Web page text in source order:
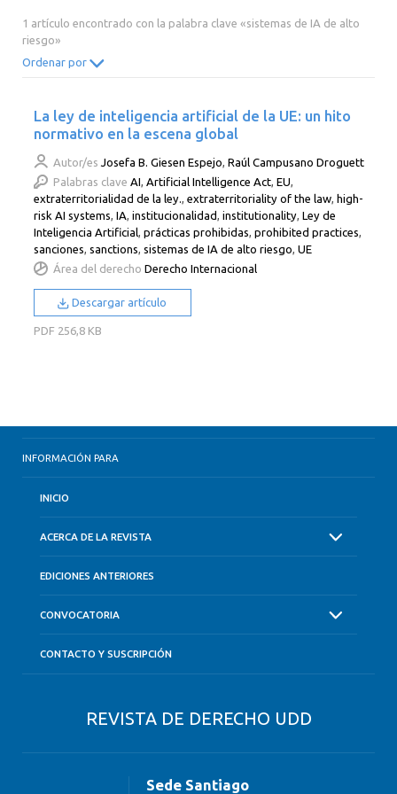
1 artículo encontrado con la palabra clave «sistemas de IA de alto
riesgo»
Ordenar por
La ley de inteligencia artificial de la UE: un hito
normativo en la escena global
Autor/es Josefa B. Giesen Espejo ,Raúl Campusano Droguett
Palabras clave AI,Artificial Intelligence Act,EU,
extraterritorialidad de la ley.,extraterritoriality of the law, high-
risk AI systems,IA,institucionalidad,institutionality,Ley de
Inteligencia Artificial,prácticas prohibidas,prohibited practices,
sanciones,sanctions,sistemas de IA de alto riesgo,UE
Área del derecho Derecho Internacional
Descargar artículo
PDF 256,8 KB
INFORMACIÓN PARA
INICIO
ACERCA DE LA REVISTA
EDICIONES ANTERIORES
CONVOCATORIA
CONTACTO Y SUSCRIPCIÓN
REVISTA DE DERECHO UDD
Sede Santiago